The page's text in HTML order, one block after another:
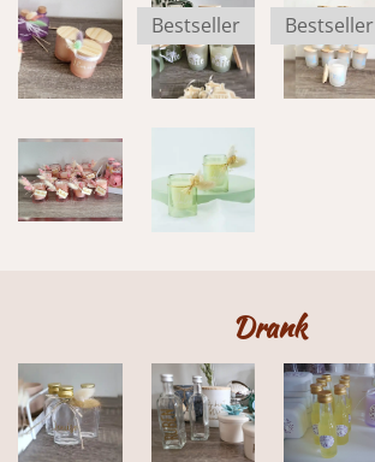
Bestseller Bestseller
Drank